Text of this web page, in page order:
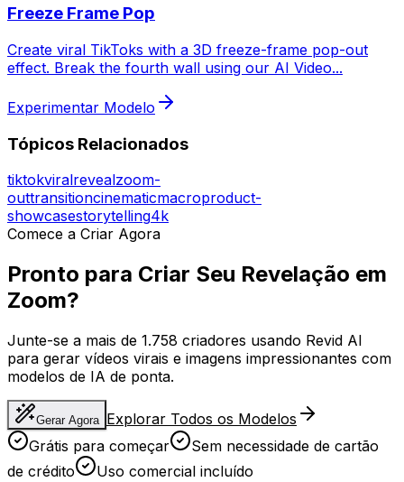
Freeze Frame Pop
Create viral TikToks with a 3D freeze-frame pop-out
effect. Break the fourth wall using our AI Video...
Experimentar Modelo
Tópicos Relacionados
tiktokviralrevealzoom-
outtransitioncinematicmacroproduct-
showcasestorytelling4k
Comece a Criar Agora
Pronto para Criar Seu Revelação em
Zoom?
Junte-se a mais de 1.758 criadores usando Revid AI
para gerar vídeos virais e imagens impressionantes com
modelos de IA de ponta.
Gerar Agora Explorar Todos os Modelos
Grátis para começar
Sem necessidade de cartão
de crédito
Uso comercial incluído